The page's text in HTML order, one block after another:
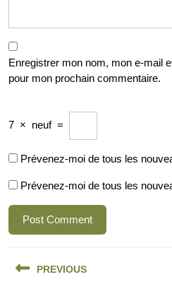
Enregistrer mon nom, mon e-mail
pour mon prochain commentaire.
7 × neuf =
Prévenez-moi de tous les
Prévenez-moi de tous les
de
PREVIOUS